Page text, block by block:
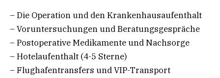
– Die Operation und den Krankenhausaufenthalt
– Voruntersuchungen und Beratungsgespräche
– Postoperative Medikamente und Nachsorge
– Hotelaufenthalt (4-5 Sterne)
– Flughafentransfers und VIP-Transport